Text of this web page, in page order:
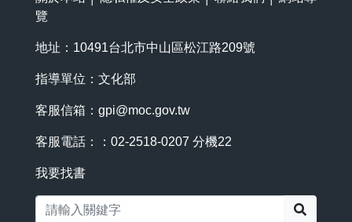
覽
地址：10491台北市中山區松江路209號
指導單位：文化部
客服信箱： gpi@moc.gov.tw
客服電話：：02-2518-0207 分機22
我要找書